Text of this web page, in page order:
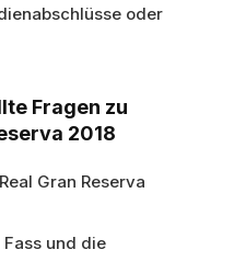
oder
Fragen zu
2018
Gran Reserva
und die